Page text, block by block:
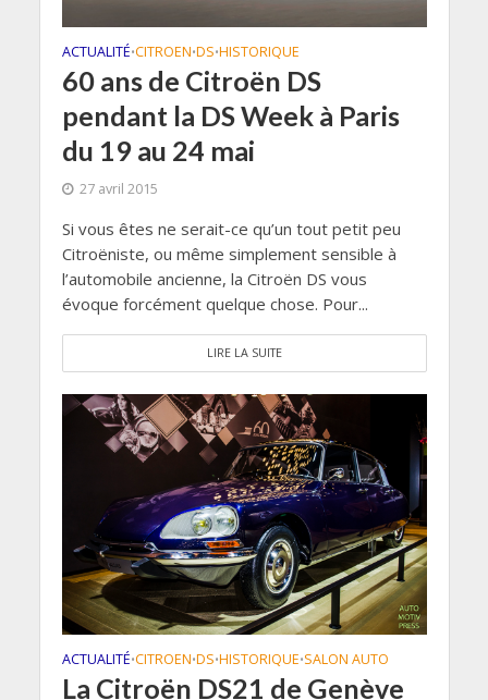
ACTUALITÉ•CITROEN•DS•HISTORIQUE
60 ans de Citroën DS
pendant la DS Week à Paris
du 19 au 24 mai
27 avril 2015
Si vous êtes ne serait-ce qu’un tout petit peu
Citroëniste, ou même simplement sensible à
l’automobile ancienne, la Citroën DS vous
évoque forcément quelque chose. Pour...
LIRE LA SUITE
ACTUALITÉ•CITROEN•DS•HISTORIQUE•SALON AUTO
La Citroën DS21 de Genève